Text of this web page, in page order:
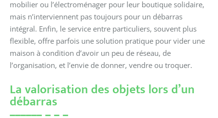
mobilier ou l’électroménager pour leur boutique solidaire,
mais n’interviennent pas toujours pour un débarras
intégral. Enfin, le service entre particuliers, souvent plus
flexible, offre parfois une solution pratique pour vider une
maison à condition d’avoir un peu de réseau, de
l’organisation, et l’envie de donner, vendre ou troquer.
La valorisation des objets lors d’un
débarras